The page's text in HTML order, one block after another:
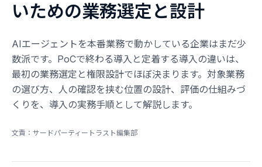
いための業務選定と設計
AIエージェントを本番業務で動かしている企業はまだ少
数派です。PoCで終わる導入と定着する導入の違いは、
最初の業務選定と権限設計でほぼ決まります。対象業務
の選び方、人の確認を挟む位置の設計、評価の仕組みづ
くりを、導入の実務手順として解説します。
文責：サードパーティートラスト編集部